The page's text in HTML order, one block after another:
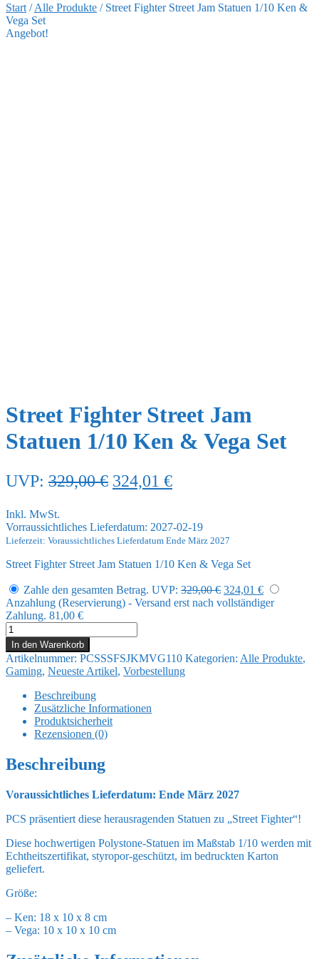
Start /Alle Produkte / Street Fighter Street Jam Statuen 1/10 Ken &
Vega Set
Angebot!
Street Fighter Street Jam
Statuen 1/10 Ken & Vega Set
UVP: 329,00€ Ursprünglicher
war:
329,00 €
324,01 €Aktueller
ist:
324,01 €.
Inkl. MwSt.
Vorraussichtliches Lieferdatum: 2027-02-19
Lieferzeit: Voraussichtliches Lieferdatum Ende März 2027
Street Fighter Street Jam Statuen 1/10 Ken & Vega Set
Zahle den gesamten Betrag. UVP: 329,00€ Ursprünglicher
Preis
324,01 €Aktueller
Preis
Anzahlung (Reservierung) - Versand erst nach vollständiger
Zahlung. 81,00 €
Street
Fighter
Street
Jam
Statuen
1/10
Ken
Vega
Menge
In den Warenkorb
Artikelnummer: PCSSSFSJKMVG110 Kategorien: Alle Produkte,
Gaming, Neueste Artikel, Vorbestellung
Beschreibung
Zusätzliche Informationen
Produktsicherheit
Rezensionen (0)
Beschreibung
Voraussichtliches Lieferdatum: Ende März 2027
PCS präsentiert diese herausragenden Statuen zu „Street Fighter“!
Diese hochwertigen Polystone-Statuen im Maßstab 1/10 werden mit
Echtheitszertifikat, styropor-geschützt, im bedruckten Karton
geliefert.
Größe:
– Ken: 18 x 10 x 8 cm
– Vega: 10 x 10 x 10 cm